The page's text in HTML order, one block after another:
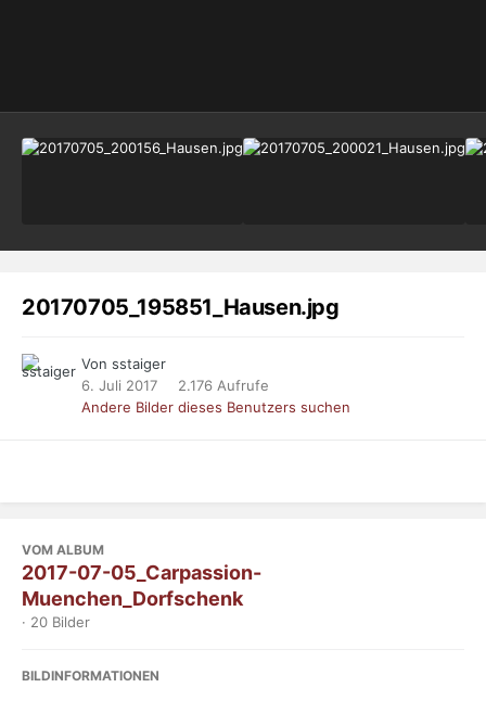
20170705_195851_Hausen.jpg
Von sstaiger
6. Juli 2017
2.176 Aufrufe
Andere Bilder dieses Benutzers suchen
VOM ALBUM
2017-07-05_Carpassion-
Muenchen_Dorfschenk
· 20 Bilder
BILDINFORMATIONEN